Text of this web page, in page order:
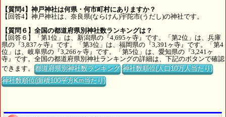
【質問4】神戸神社は何県・何市町村にありますか？
【回答4】神戸神社は、奈良県(ならけん)宇陀市(うだし)の神社です。
【質問６】全国の都道府県別神社数ランキングは？
【回答６】「第1位」は、新潟県の『4,695ヶ寺』です。「第2位」は、兵庫
県の『3,837ヶ寺』です。「第3位」は、福岡県の『3,391ヶ寺』です。「第4
位」は、岐阜県の『3,266ヶ寺』です。「第5位」は、愛知県の『3,241ヶ
寺』です。全国の都道府県別神社ランキングの詳細は、下記のボタンで確認
できます。都道府県別神社数ランキング 神社数順位(人口10万人当たり)
神社数順位(面積100平方Km当たり)